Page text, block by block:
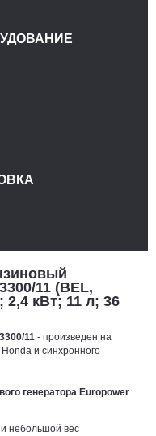
11 (BEL,
2,4 кВт; 11 л; 36
11 - произведен на
и синхронного
генератора Europower
небольшой вес